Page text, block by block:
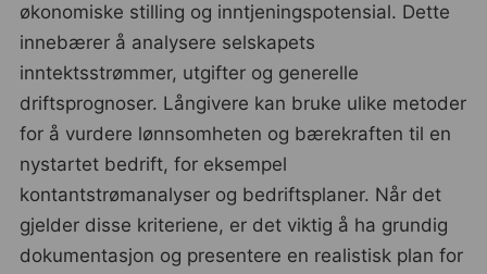
økonomiske stilling og inntjeningspotensial. Dette
innebærer å analysere selskapets
inntektsstrømmer, utgifter og generelle
driftsprognoser. Långivere kan bruke ulike metoder
for å vurdere lønnsomheten og bærekraften til en
nystartet bedrift, for eksempel
kontantstrømanalyser og bedriftsplaner. Når det
gjelder disse kriteriene, er det viktig å ha grundig
dokumentasjon og presentere en realistisk plan for